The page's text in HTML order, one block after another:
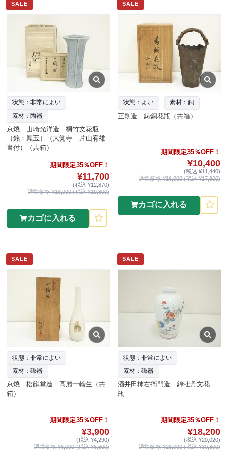
SALE
状態：非常によい
素材：陶器
京焼 山崎光洋造 桐竹文花瓶
（銘：鳳玉）（大覚寺 片山宥雄
書付）（共箱）
期間限定35％OFF！
¥11,700
(税込 ¥12,870)
通常価格 ¥18,000 (税込 ¥19,800)
カゴに入れる
SALE
状態：よい 素材：銅
正則造 鋳銅花瓶（共箱）
期間限定35％OFF！
¥10,400
(税込 ¥11,440)
通常価格 ¥16,000 (税込 ¥17,600)
カゴに入れる
SALE
状態：非常によい
素材：磁器
京焼 松韻堂造 高麗一輪生（共
箱）
期間限定35％OFF！
¥3,900
(税込 ¥4,290)
通常価格 ¥6,000 (税込 ¥6,600)
SALE
状態：非常によい
素材：磁器
酒井田柿右衛門造 錦牡丹文花
瓶
期間限定35％OFF！
¥18,200
(税込 ¥20,020)
通常価格 ¥28,000 (税込 ¥30,800)